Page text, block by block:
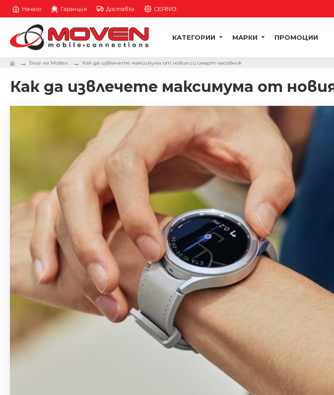
Начало Гаранция Доставка СЕРВИЗ
КАТЕГОРИИ МАРКИ ПРОМОЦИИ
Блог на Мовен Как да извлечете максимума от новия си смарт часовник
Как да извлечете максимума от